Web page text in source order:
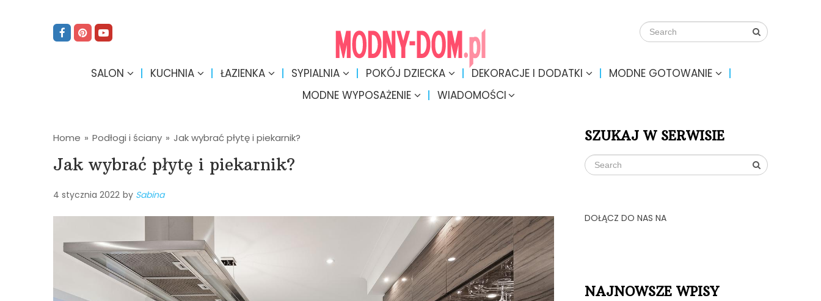
SALON KUCHNIA ŁAZIENKA SYPIALNIA POKÓJ DZIECKA DEKORACJE I DODATKI
MODNE GOTOWANIE
MODNE WYPOSAŻENIE
WIADOMOŚCI
Home » Podłogi i ściany » Jak wybrać płytę i piekarnik?
Jak wybrać płytę i piekarnik?
4 stycznia 2022 by Sabina
SZUKAJ W SERWISIE
DOŁĄCZ DO NAS NA
NAJNOWSZE WPISY